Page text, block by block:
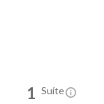
1 Suíte